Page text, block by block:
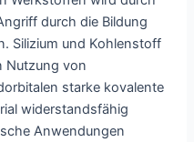
durch die Bildung
Silizium und Kohlenstoff
Nutzung von
starke kovalente
widerstandsfähig
Anwendungen